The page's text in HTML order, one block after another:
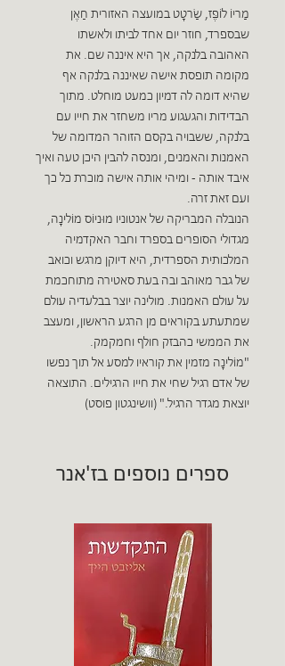
מַריוֹ לוֹפֶּז, שַׂרטָט במועצה האזורית חַאֶן
שבספרד, חוזר יום אחד לביתו ולאשתו
האהובה בלנקה, אך היא איננה שם. את
מקומה תופסת אישה שאיננה בלנקה אף
שהיא דומה לה דמיון כמעט מוחלט. מתוך
הבדידות והגעגוע מריו משחזר את חייו עם
בלנקה, ששבויה בקסם הזוהר המדומה של
האמנות והאמנים, ומנסה להבין היכן טעה ואיך
איבד אותה - ומיהי אותה אישה מוכרת כל כך
ועם זאת זרה.
הנובלה המבריקה של אנטוניו מוּניוֹס מוֹלינָה,
מגדולי הסופרים בספרד וחבר האקדמיה
המלכותית הספרדית, היא דיוקן מרגש וכואב
של גבר מאוהב ובה בעת סאטירה מתוחכמת
על עולם האמנות. מולינה יוצר בבלעדיה עולם
שמתעתע בקוראים מן הרגע הראשון, ומעצב
את הממשי כהבזק חולף וחמקמק.
"מוֹלינָה מזמין את קוראיו למסע אל תוך נפשו
של אדם רגיל שחי את חייו הרגילים. התוצאה
יוצאת מגדר הרגיל." (וושינגטון פוסט)
ספרים נוספים בז'אנר